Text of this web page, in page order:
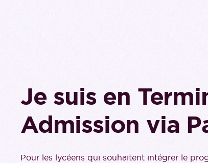
Je suis en
Admission via
Pour les lycéens qui souhaitent intégrer le